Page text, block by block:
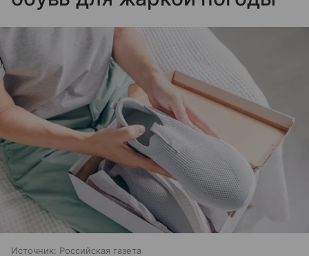
Источник: Российская газета